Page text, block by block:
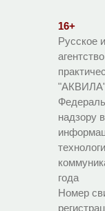
16+
Русское
надзору
года
Номер